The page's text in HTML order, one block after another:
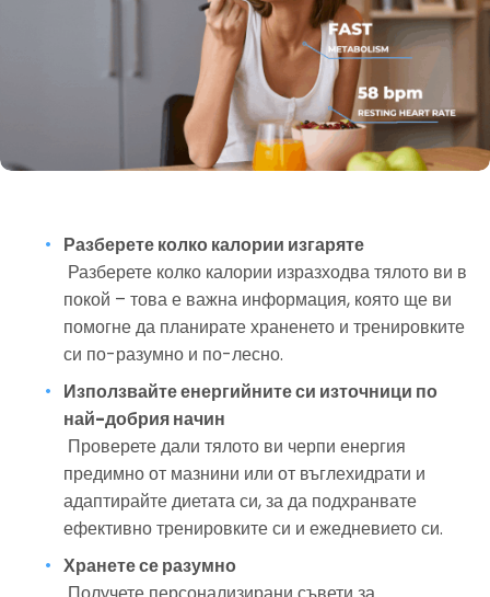
Разберете колко калории изгаряте
покой – това е важна информация, която ще ви
помогне да планирате храненето и тренировките
си по-разумно и по-лесно.
Използвайте енергийните си източници по
най-добрия начин
предимно от мазнини или от въглехидрати и
адаптирайте диетата си, за да подхранвате
ефективно тренировките си и ежедневието си.
Хранете се разумно